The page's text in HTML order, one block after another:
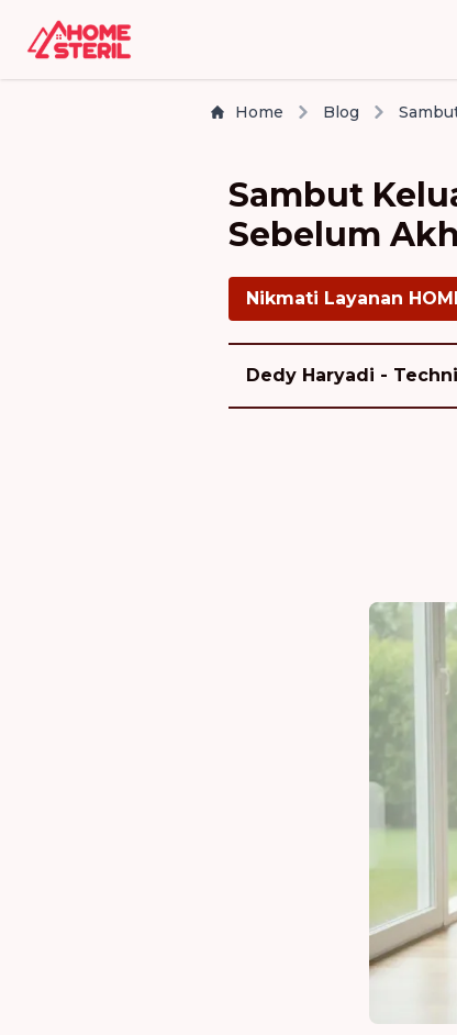
Home Blog
Sambut
Sebelum
Nikmati Layanan
Dedy Haryadi -